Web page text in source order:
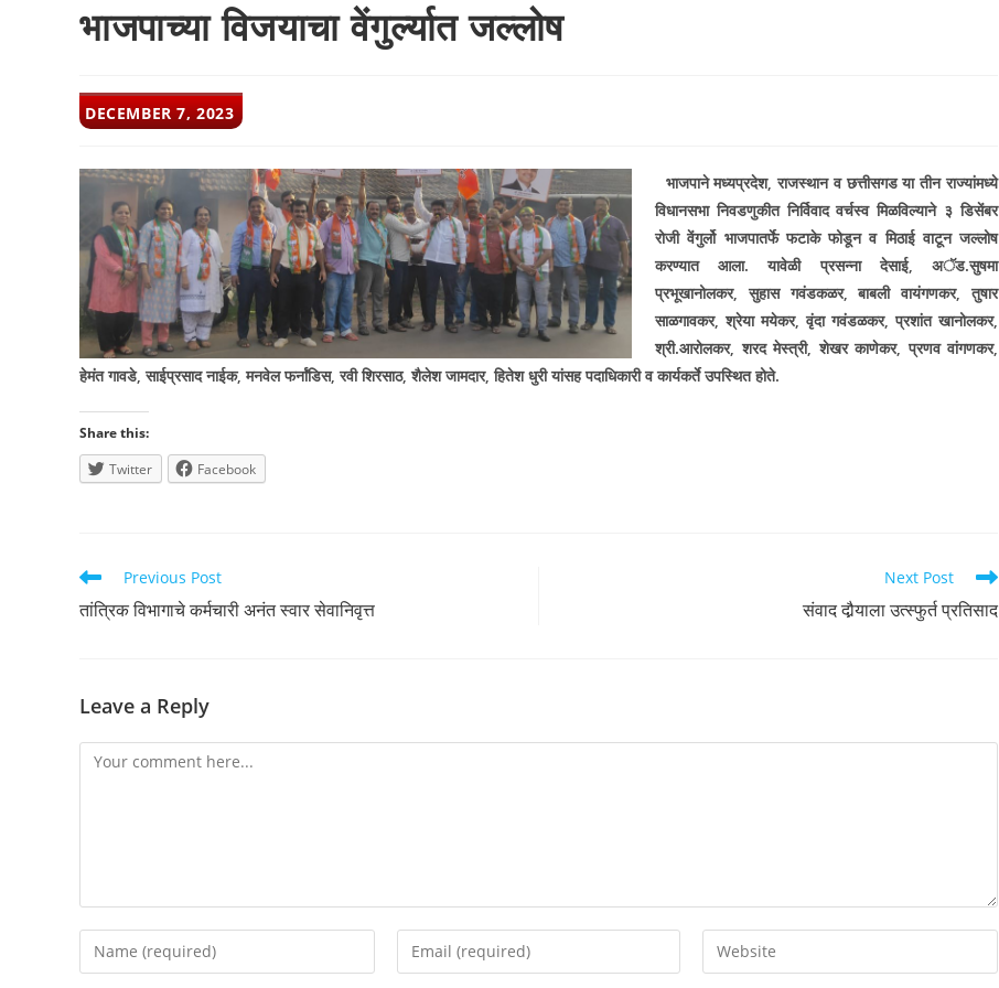
भाजपाच्या विजयाचा वेंगुर्ल्यात जल्लोष
POST
PUBLISHED:
DECEMBER 7, 2023
भाजपाने मध्यप्रदेश, राजस्थान व छत्तीसगड या तीन राज्यांमध्ये
विधानसभा निवडणुकीत निर्विवाद वर्चस्व मिळविल्याने ३ डिसेंबर
रोजी वेंगुर्लो भाजपातर्फे फटाके फोडून व मिठाई वाटून जल्लोष
करण्यात आला. यावेळी प्रसन्ना देसाई, अॅड.सुषमा
प्रभूखानोलकर, सुहास गवंडकळर, बाबली वायंगणकर, तुषार
साळगावकर, श्रेया मयेकर, वृंदा गवंडळकर, प्रशांत खानोलकर,
श्री.आरोलकर, शरद मेस्त्री, शेखर काणेकर, प्रणव वांगणकर,
हेमंत गावडे, साईप्रसाद नाईक, मनवेल फर्नांडिस, रवी शिरसाठ, शैलेश जामदार, हितेश धुरी यांसह पदाधिकारी व कार्यकर्ते उपस्थित होते.
Share this:
Twitter
Facebook
Read
more
articles
Previous Post
तांत्रिक विभागाचे कर्मचारी अनंत स्वार सेवानिवृत्त
Next Post
संवाद दौर्‍­याला उत्स्फुर्त प्रतिसाद
Leave a Reply
Comment
Enter
your
Enter
your
Enter
your